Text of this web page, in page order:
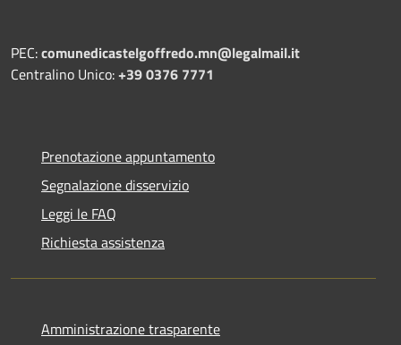
PEC:comunedicastelgoffredo.mn@legalmail.it
Centralino Unico:+39 0376 7771
Prenotazione appuntamento
Segnalazione disservizio
Leggi le FAQ
Richiesta assistenza
Amministrazione trasparente